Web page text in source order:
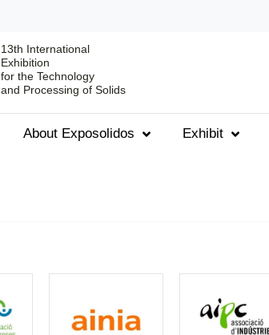
13th International
Exhibition
for the Technology
and Processing of Solids
About Exposolidos Exhibit